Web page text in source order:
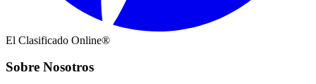
El Clasificado Online®
Sobre Nosotros